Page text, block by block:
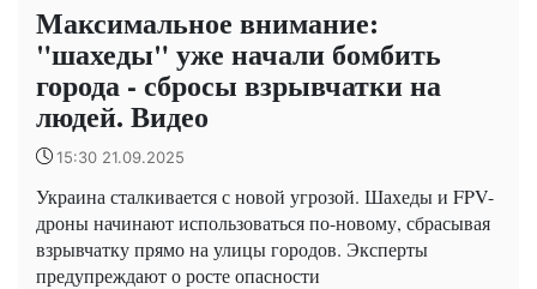
Максимальное внимание:
"шахеды" уже начали бомбить
города - сбросы взрывчатки на
людей. Видео
15:30 21.09.2025
Украина сталкивается с новой угрозой. Шахеды и FPV-
дроны начинают использоваться по-новому, сбрасывая
взрывчатку прямо на улицы городов. Эксперты
предупреждают о росте опасности